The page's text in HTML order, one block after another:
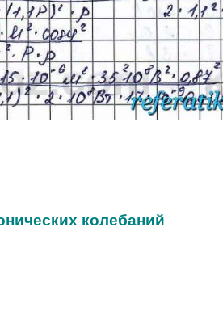
колебаний